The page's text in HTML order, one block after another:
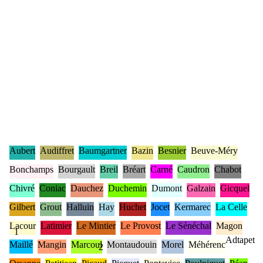
1
2
Aubert Audiffret Baumgartner Bazin Besnier Beuve-Méry
Bonchamps Bourgault Breil Bréart Carné Caudron Chabot
Chivré Coniac Dauchez Duchemin Dumont Galzain Gicquel
Gilbert Grout Halluin Hay Huchet Jocet Kermarec La Celle
Lacour Latimier Le Mintier Le Provost Le Sénéchal Magon
Maillé Mangin Marcoul Montaudouin Morel MéhérencAdtapet